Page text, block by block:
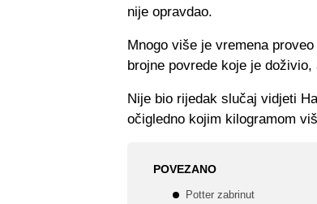
nije opravdao.
Mnogo više je vremena
brojne povrede koje je
Nije bio rijedak slučaj vidjeti
očigledno kojim kilogramom
POVEZANO
Potter zabrinut